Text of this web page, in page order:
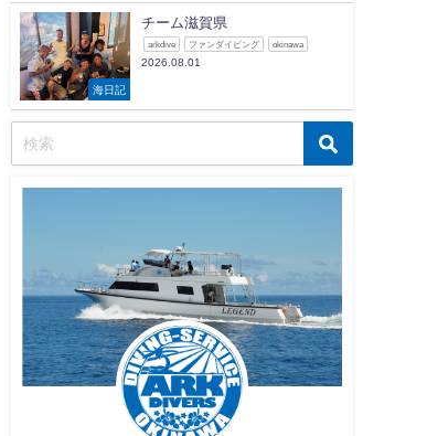
海日記
チーム滋賀県
arkdive ファンダイビング okinawa
2026.08.01